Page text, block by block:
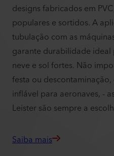
designs fabricados em
populares e sortidos. A
tubulação com as
garante durabilidade
neve e sol fortes. Não
festa ou
inflável para aeronaves, -
Leister são sempre a
Saiba mais